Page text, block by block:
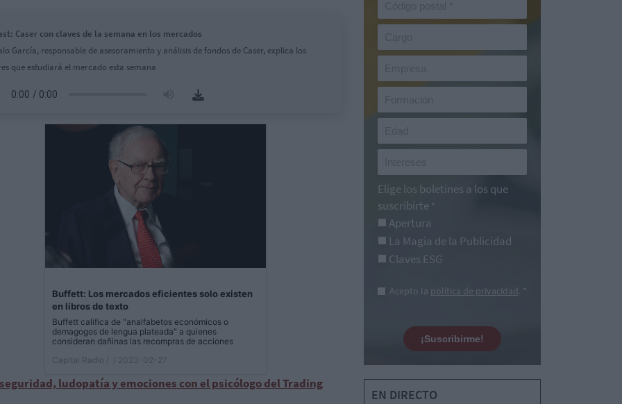
Caser con claves de la semana en los mercados
García, responsable de asesoramiento y análisis de fondos de Caser, explica los
que estudiará el mercado esta semana
Buffett: Los mercados eficientes solo existen
en libros de texto
Buffett califica de "analfabetos económicos o
demagogos de lengua plateada" a quienes
consideran dañinas las recompras de acciones
Capital Radio /
/ 2023-02-27
ludopatía y emociones con el psicólogo del Trading
Elige los boletines a los que
suscribirte *
Apertura
La Magia de la Publicidad
Claves ESG
Acepto la política de privacidad. *
¡Suscribirme!
EN DIRECTO